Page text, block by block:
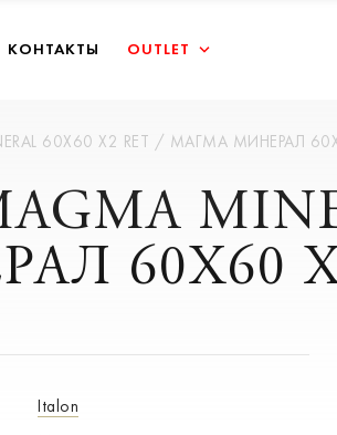
КОНТАКТЫ OUTLET
60X60 X2 RET / МАГМА МИНЕРАЛ
60X60
Italon